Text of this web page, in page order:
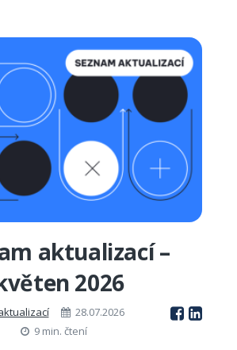
aktualizací –
2026
28.07.2026
9 min. čtení